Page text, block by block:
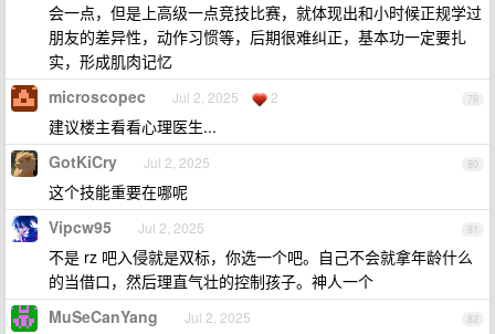
会一点，但是上高级一点竞技比赛，就体现出和小时候正规学过
朋友的差异性，动作习惯等，后期很难纠正，基本功一定要扎
实，形成肌肉记忆
79
microscopec Jul 2, 2025 2
建议楼主看看心理医生...
80
GotKiCry Jul 2, 2025
这个技能重要在哪呢
81
Vipcw95 Jul 2, 2025
不是 rz 吧入侵就是双标，你选一个吧。自己不会就拿年龄什么
的当借口，然后理直气壮的控制孩子。神人一个
82
MuSeCanYang Jul 2, 2025